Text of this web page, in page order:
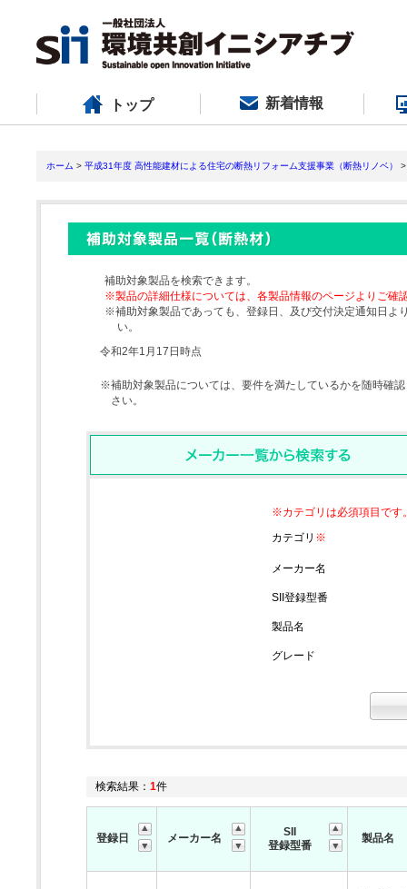
トップ 新着情報
ホーム > 平成31年度 高性能建材による住宅の断熱リフォーム支援事業（断熱リノベ）
補助対象製品を検索できます。
※製品の詳細仕様については、各製品情報のページよりご確
※補助対象製品であっても、登録日、及び交付決定通知日よ
い。
令和2年1月17日時点
※補助対象製品については、要件を満たしているかを随時確
さい。
※カテゴリは必須項目です
カテゴリ ※
メーカー名
SII登録型番
製品名
グレード
検索結果： 1件
登録日 メーカー名
SII
登録型番
製品名